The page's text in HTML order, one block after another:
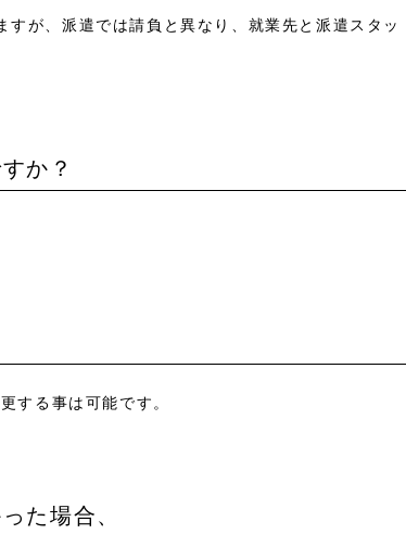
が、派遣では請負と異なり、就業先と派遣スタッ
か？
する事は可能です。
た場合、